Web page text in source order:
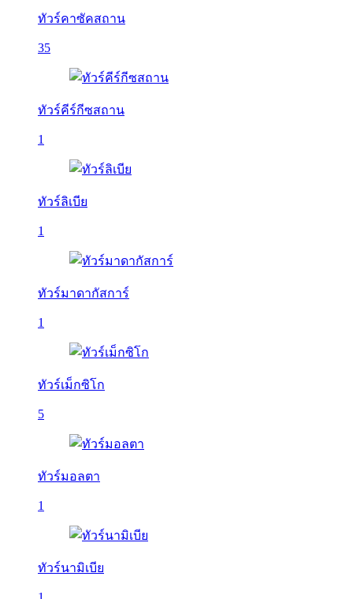
ทัวร์คาซัคสถาน
35
ทัวร์คีร์กีซสถาน
1
ทัวร์ลิเบีย
1
ทัวร์มาดากัสการ์
1
ทัวร์เม็กซิโก
5
ทัวร์มอลตา
1
ทัวร์นามิเบีย